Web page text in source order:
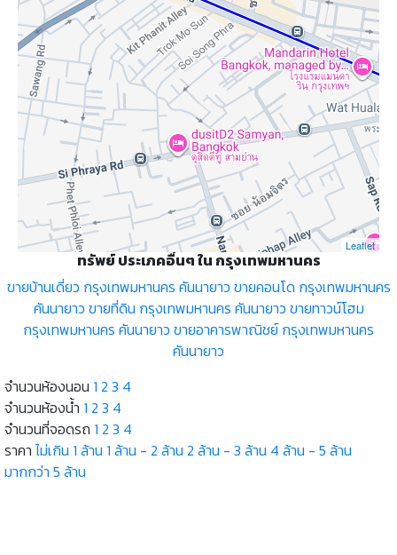
Leaflet
ทรัพย์ ประเภคอื่นๆ ใน กรุงเทพมหานคร
ขายบ้านเดี่ยว กรุงเทพมหานคร คันนายาว ขายคอนโด กรุงเทพมหานคร
คันนายาว ขายที่ดิน กรุงเทพมหานคร คันนายาว ขายทาวน์โฮม
กรุงเทพมหานคร คันนายาว ขายอาคารพาณิชย์ กรุงเทพมหานคร
คันนายาว
จำนวนห้องนอน 1 2 3 4
จำนวนห้องน้ำ 1 2 3 4
จำนวนที่จอดรถ 1 2 3 4
ราคา ไม่เกิน 1 ล้าน 1 ล้าน - 2 ล้าน 2 ล้าน - 3 ล้าน 4 ล้าน - 5 ล้าน
มากกว่า 5 ล้าน